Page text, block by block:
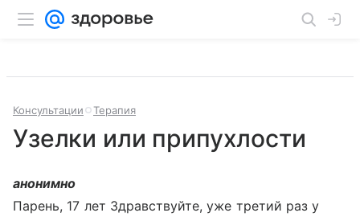
Консультации Терапия
Узелки или припухлости
анонимно
Парень, 17 лет Здравствуйте, уже третий раз у